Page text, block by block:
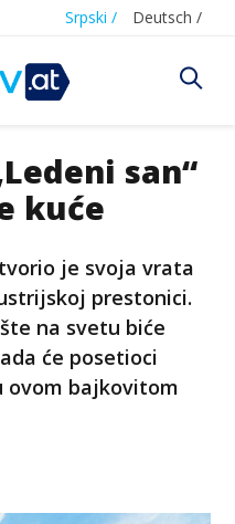
Srpski / Deutsch /
san“
kuće
je svoja vrata
prestonici.
na svetu biće
će posetioci
ovom bajkovitom